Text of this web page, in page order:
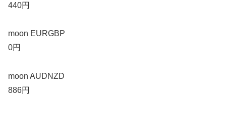
440円
moon EURGBP
0円
moon AUDNZD
886円